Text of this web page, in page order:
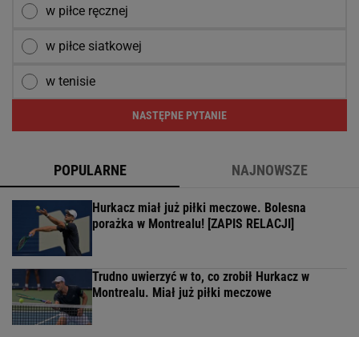
w piłce ręcznej
w piłce siatkowej
w tenisie
NASTĘPNE PYTANIE
POPULARNE NAJNOWSZE
Hurkacz miał już piłki meczowe. Bolesna
porażka w Montrealu! [ZAPIS RELACJI]
Trudno uwierzyć w to, co zrobił Hurkacz w
Montrealu. Miał już piłki meczowe